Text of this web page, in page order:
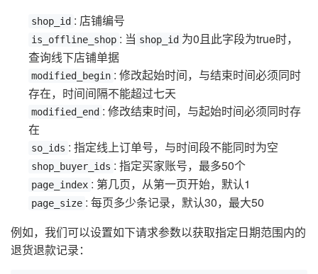
shop_id : 店铺编号
is_offline_shop : 当 shop_id 为0且此字段为true时，
查询线下店铺单据
modified_begin : 修改起始时间，与结束时间必须同时
存在，时间间隔不能超过七天
modified_end : 修改结束时间，与起始时间必须同时存
在
so_ids : 指定线上订单号，与时间段不能同时为空
shop_buyer_ids : 指定买家账号，最多50个
page_index : 第几页，从第一页开始，默认1
page_size : 每页多少条记录，默认30，最大50
例如，我们可以设置如下请求参数以获取指定日期范围内的
退货退款记录：